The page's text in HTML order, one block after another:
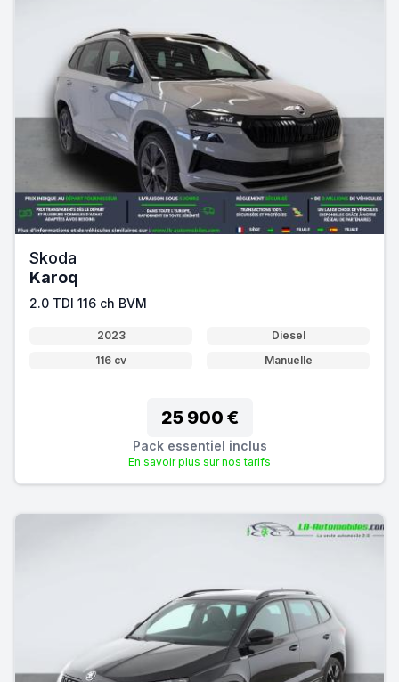
Skoda
Karoq
2.0 TDI 116 ch BVM
2023
Diesel
116 cv
Manuelle
25 900 €
Pack essentiel inclus
En savoir plus sur nos tarifs